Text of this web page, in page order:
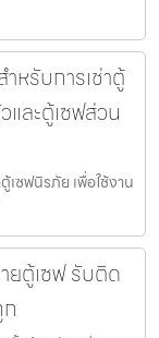
หรับการเช่าตู้
และตู้เซฟส่วน
เซฟนิรภัย เพื่อใช้งาน
ยตู้เซฟ รับติด